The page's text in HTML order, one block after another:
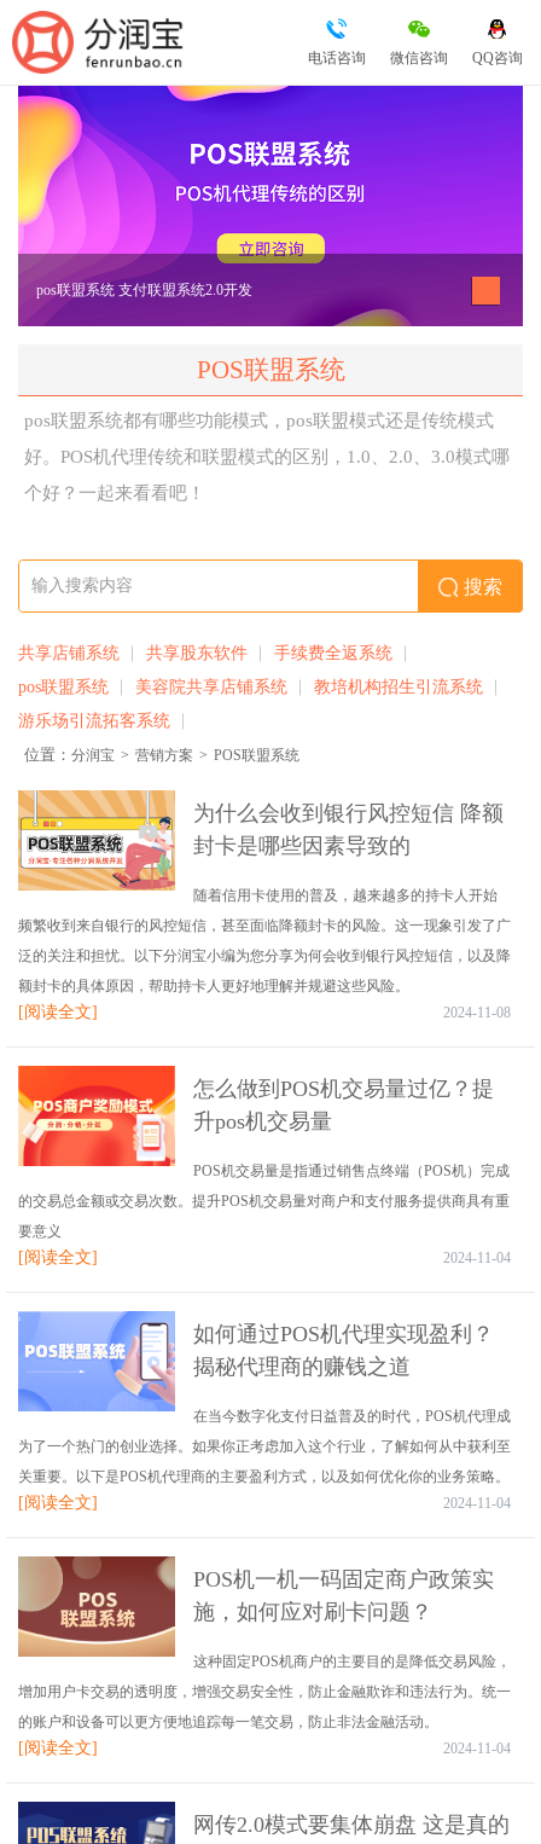
QQ咨询
微信咨询
电话咨询
pos联盟系统 支付联盟系统2.0开发
POS联盟系统
pos联盟系统都有哪些功能模式，pos联盟模式还是传统模式
好。POS机代理传统和联盟模式的区别，1.0、2.0、3.0模式哪
个好？一起来看看吧！
搜索
共享店铺系统 共享股东软件
手续费全返系统
pos联盟系统
美容院共享店铺系统
教培机构招生引流系统
游乐场引流拓客系统
位置： 分润宝 > 营销方案 > POS联盟系统
为什么会收到银行风控短信 降额
封卡是哪些因素导致的
随着信用卡使用的普及，越来越多的持卡人开始
频繁收到来自银行的风控短信，甚至面临降额封卡的风险。这一现象引发了广
泛的关注和担忧。以下分润宝小编为您分享为何会收到银行风控短信，以及降
额封卡的具体原因，帮助持卡人更好地理解并规避这些风险。
[阅读全文] 2024-11-08
怎么做到POS机交易量过亿？提
升pos机交易量
POS机交易量是指通过销售点终端（POS机）完成
的交易总金额或交易次数。提升POS机交易量对商户和支付服务提供商具有重
要意义
[阅读全文] 2024-11-04
如何通过POS机代理实现盈利？
揭秘代理商的赚钱之道
在当今数字化支付日益普及的时代，POS机代理成
为了一个热门的创业选择。如果你正考虑加入这个行业，了解如何从中获利至
关重要。以下是POS机代理商的主要盈利方式，以及如何优化你的业务策略。
[阅读全文] 2024-11-04
POS机一机一码固定商户政策实
施，如何应对刷卡问题？
这种固定POS机商户的主要目的是降低交易风险，
增加用户卡交易的透明度，增强交易安全性，防止金融欺诈和违法行为。统一
的账户和设备可以更方便地追踪每一笔交易，防止非法金融活动。
[阅读全文] 2024-11-04
网传2.0模式要集体崩盘 这是真的